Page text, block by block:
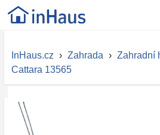
InHaus.cz › Zahrada › Zahradní
Cattara 13565